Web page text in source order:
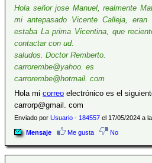
Hola señor jose Manuel, realmente
mi antepasado Vicente Calleja,
estaba La prima Vicentina, que
contactar con ud.
saludos. Doctor Remberto.
carrorembe@yahoo. es
carrorembe@hotmail. com
Hola mi correo electrónico es el
carrorp@gmail. com
Enviado por Usuario - 184557 el 17/05/2024 a
Mensaje Me gusta No